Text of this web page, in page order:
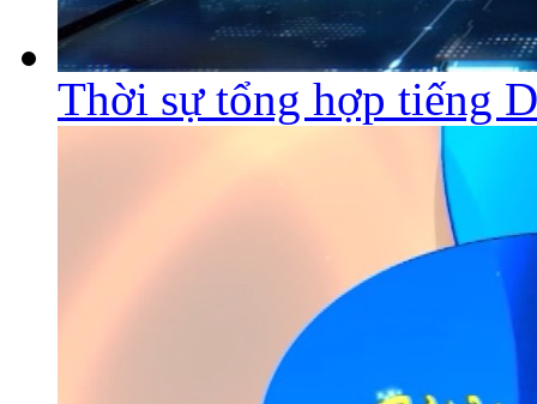
Thời sự tổng hợp tiếng